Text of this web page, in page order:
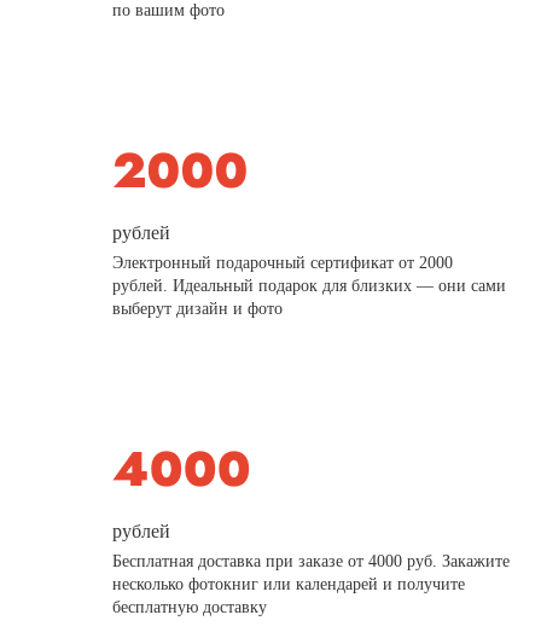
по вашим фото
рублей
Электронный подарочный сертификат от 2000
рублей. Идеальный подарок для близких — они сами
выберут дизайн и фото
рублей
Бесплатная доставка при заказе от 4000 руб. Закажите
несколько фотокниг или календарей и получите
бесплатную доставку